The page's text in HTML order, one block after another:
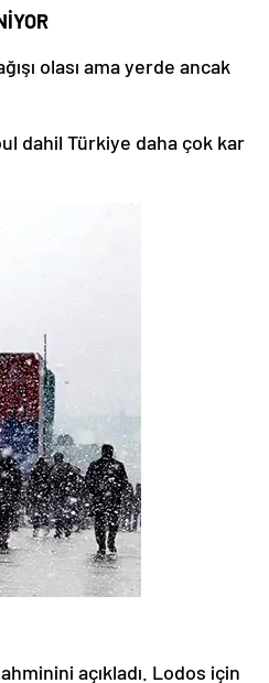
olası ama yerde ancak
dahil Türkiye daha çok kar
açıkladı. Lodos için